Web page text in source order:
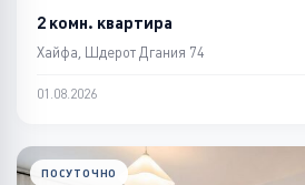
2 комн. квартира
Хайфа, Шдерот Дгания 74
01.08.2026
ПОСУТОЧНО